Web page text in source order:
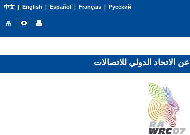
中文| English | Español | Français| Русский
عن الاتحاد الدولي للاتصالات